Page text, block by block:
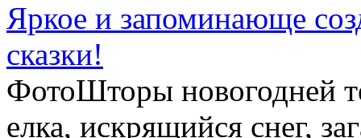
Яркое и запоминающе
сказки!
ФотоШторы новогодней
елка, искрящийся снег,